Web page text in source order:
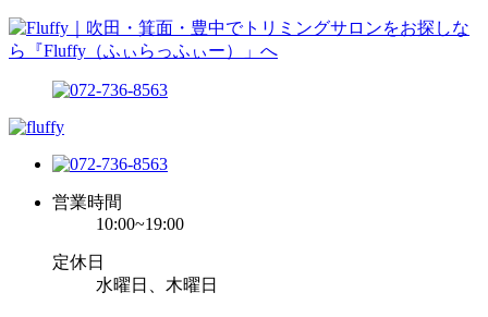
営業時間
10:00~19:00
定休日
水曜日、木曜日